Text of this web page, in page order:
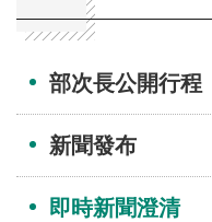
部次長公開行程
新聞發布
即時新聞澄清